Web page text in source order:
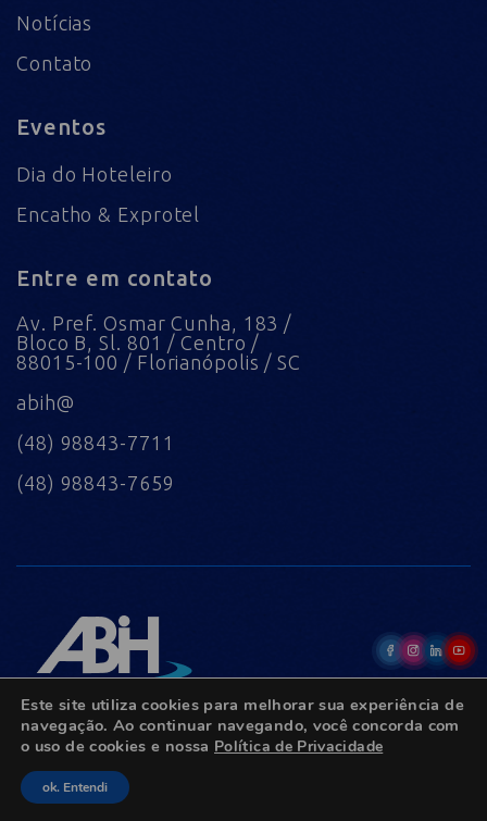
Notícias
Contato
Eventos
Dia do Hoteleiro
Encatho & Exprotel
Entre em contato
Av. Pref. Osmar Cunha, 183 /
Bloco B, Sl. 801 / Centro /
88015-100 / Florianópolis / SC
abih@
(48) 98843-7711
(48) 98843-7659
© Copyright 2022 - Todos os direitos reservados.
Este site utiliza cookies para melhorar sua experiência de
navegação. Ao continuar navegando, você concorda com
o uso de cookies e nossa Política de Privacidade
ok. Entendi